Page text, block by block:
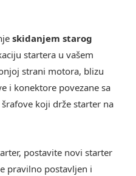
skidanjem starog
startera u vašem
strani motora, blizu
i konektore povezane sa
koji drže starter na
postavite novi starter
pravilno postavljen i